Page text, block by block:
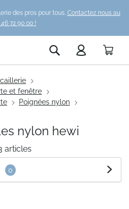
des pros pour tous. Contactez nous au
46 72 90 00 !
Rechercher
et fenêtre
Poignées nylon
articles
nylon hewi